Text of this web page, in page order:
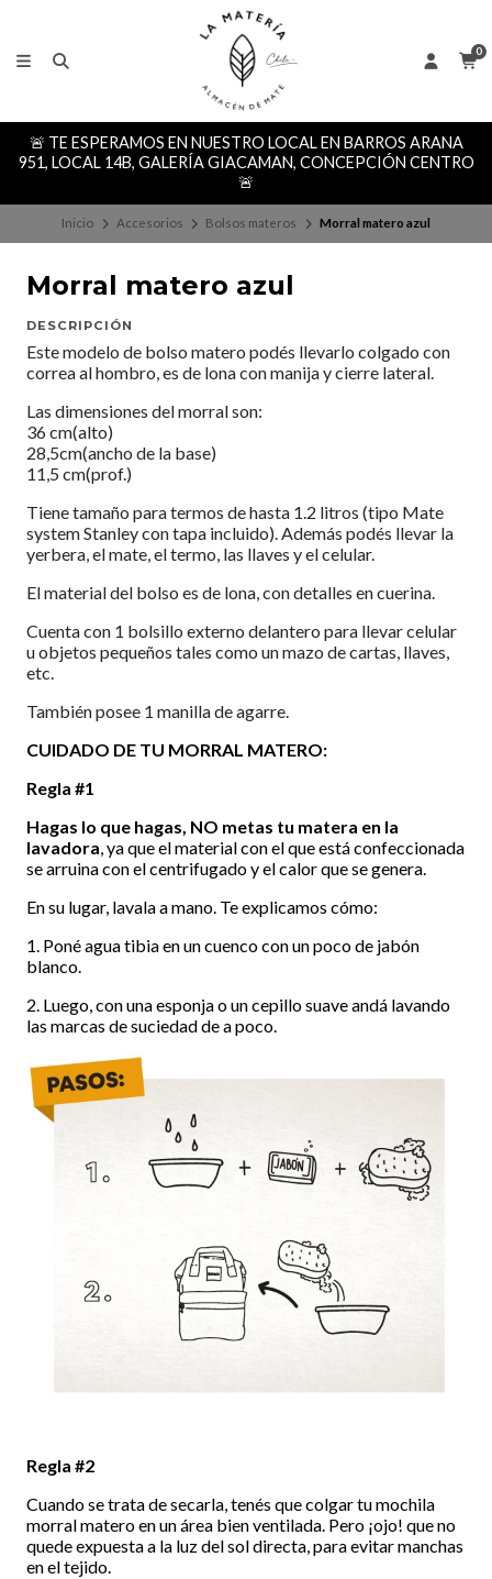
0
🚨 TE ESPERAMOS EN NUESTRO LOCAL EN BARROS ARANA
951, LOCAL 14B, GALERÍA GIACAMAN, CONCEPCIÓN CENTRO
🚨
Inicio Accesorios Bolsos materos Morral matero azul
Morral matero azul
DESCRIPCIÓN
Este modelo de bolso matero podés llevarlo colgado con
correa al hombro, es de lona con manija y cierre lateral.
Las dimensiones del morral son:
36 cm(alto)
28,5cm(ancho de la base)
11,5 cm(prof.)
Tiene tamaño para termos de hasta 1.2 litros (tipo Mate
system Stanley con tapa incluido). Además podés llevar la
yerbera, el mate, el termo, las llaves y el celular.
El material del bolso es de lona, con detalles en cuerina.
Cuenta con 1 bolsillo externo delantero para llevar celular
u objetos pequeños tales como un mazo de cartas, llaves,
etc.
También posee 1 manilla de agarre.
CUIDADO DE TU MORRAL MATERO:
Regla #1
Hagas lo que hagas, NO metas tu matera en la
lavadora, ya que el material con el que está confeccionada
se arruina con el centrifugado y el calor que se genera.
En su lugar, lavala a mano. Te explicamos cómo:
1. Poné agua tibia en un cuenco con un poco de jabón
blanco.
2. Luego, con una esponja o un cepillo suave andá lavando
las marcas de suciedad de a poco.
Regla #2
Cuando se trata de secarla, tenés que colgar tu mochila
morral matero en un área bien ventilada. Pero ¡ojo! que no
quede expuesta a la luz del sol directa, para evitar manchas
en el tejido.